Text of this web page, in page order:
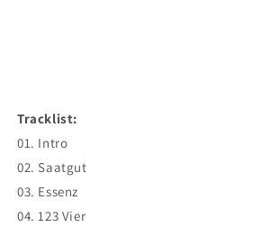
Tracklist:
01. Intro
02. Saatgut
03. Essenz
04. 123 Vier